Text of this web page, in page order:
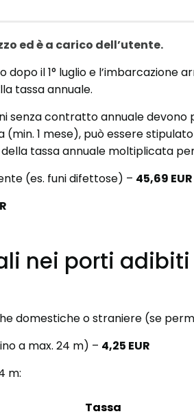
ed è a carico dell’utente.
il 1° luglio e l’imbarcazione
tassa annuale.
senza contratto annuale devono
(min. 1 mese), può essere
tassa annuale moltiplicata
(es. funi difettose) – 45,69 EUR
nei porti
domestiche o straniere (se
a max. 24 m) – 4,25 EUR
m:
Tassa